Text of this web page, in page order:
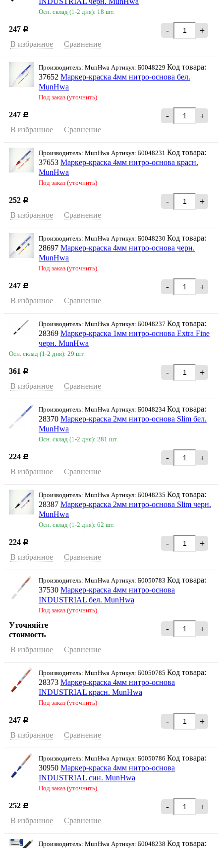
Осн. склад (1-2 дня): 18 шт.
247 Р - +
В избранное Сравнение
Производитель: MunHwa Артикул: Б0048229 Код товара:
37652 Маркер-краска 4мм нитро-основа бел.
MunHwa
Под заказ (уточнить)
247 Р - +
В избранное Сравнение
Производитель: MunHwa Артикул: Б0048231 Код товара:
37653 Маркер-краска 4мм нитро-основа красн.
MunHwa
Под заказ (уточнить)
252 Р - +
В избранное Сравнение
Производитель: MunHwa Артикул: Б0048230 Код товара:
28697 Маркер-краска 4мм нитро-основа черн.
MunHwa
Под заказ (уточнить)
247 Р - +
В избранное Сравнение
Производитель: MunHwa Артикул: Б0048237 Код товара:
28369 Маркер-краска 1мм нитро-основа Extra Fine
черн. MunHwa
Осн. склад (1-2 дня): 29 шт.
361 Р - +
В избранное Сравнение
Производитель: MunHwa Артикул: Б0048234 Код товара:
28370 Маркер-краска 2мм нитро-основа Slim бел.
MunHwa
Осн. склад (1-2 дня): 281 шт.
224 Р - +
В избранное Сравнение
Производитель: MunHwa Артикул: Б0048235 Код товара:
28387 Маркер-краска 2мм нитро-основа Slim черн.
MunHwa
Осн. склад (1-2 дня): 62 шт.
224 Р - +
В избранное Сравнение
Производитель: MunHwa Артикул: Б0050783 Код товара:
37530 Маркер-краска 4мм нитро-основа
INDUSTRIAL бел. MunHwa
Под заказ (уточнить)
Уточняйте
стоимость
- +
В избранное Сравнение
Производитель: MunHwa Артикул: Б0050785 Код товара:
28373 Маркер-краска 4мм нитро-основа
INDUSTRIAL красн. MunHwa
Под заказ (уточнить)
247 Р - +
В избранное Сравнение
Производитель: MunHwa Артикул: Б0050786 Код товара:
30950 Маркер-краска 4мм нитро-основа
INDUSTRIAL син. MunHwa
Под заказ (уточнить)
252 Р - +
В избранное Сравнение
Производитель: MunHwa Артикул: Б0048238 Код товара: